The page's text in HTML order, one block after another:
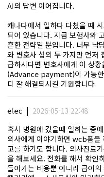
AI의 답변 이어집니다.
캐나다에서 일하다 다쳤을 때
되어 있습니다. 지금 보험사와
흔한 전략일 뿐입니다. 너무 낙
와 변호사 섭외 두 가지만 먼저
급하시다면 변호사에게 이 상
(Advance payment)이 가능한
디 잘 해결되시길 기원합니다
elec | 2026-05-13 22:48
혹시 병원에 갔을때 일하는 중
의사에게 이야기하면 wcb폼을
고를 하기도 합니다. 의사진료
을 해보세요. 전화를 해서 확인
들어가는 비용뿐 아니라 급여